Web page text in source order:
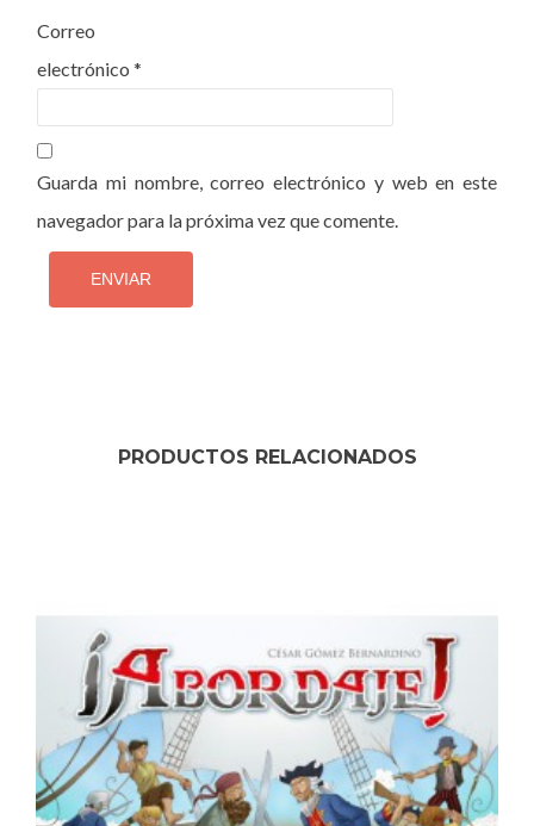
Correo
electrónico *
Guarda mi nombre, correo electrónico y web en este
navegador para la próxima vez que comente.
PRODUCTOS RELACIONADOS